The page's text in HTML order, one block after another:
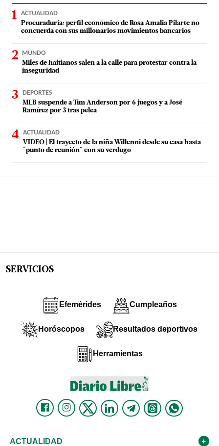
ACTUALIDAD
Procuraduría: perfil económico de Rosa Amalia Pilarte no
concuerda con sus millonarios movimientos bancarios
MUNDO
Miles de haitianos salen a la calle para protestar contra la
inseguridad
DEPORTES
MLB suspende a Tim Anderson por 6 juegos y a José
Ramírez por 3 tras pelea
ACTUALIDAD
VIDEO | El trayecto de la niña Willenni desde su casa hasta
"punto de reunión" con su verdugo
SERVICIOS
Efemérides Cumpleaños
Horóscopos Resultados deportivos
Herramientas
ACTUALIDAD